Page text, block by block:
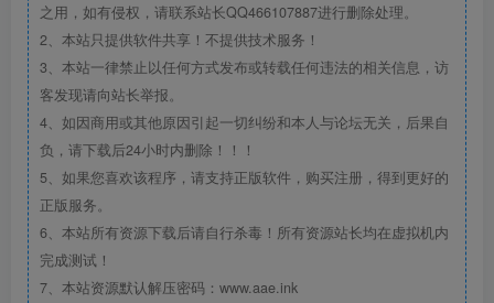
之用，如有侵权，请联系站长QQ466107887进行删除处理。
2、本站只提供软件共享！不提供技术服务！
3、本站一律禁止以任何方式发布或转载任何违法的相关信息，访
客发现请向站长举报。
4、如因商用或其他原因引起一切纠纷和本人与论坛无关，后果自
负，请下载后24小时内删除！！！
5、如果您喜欢该程序，请支持正版软件，购买注册，得到更好的
正版服务。
6、本站所有资源下载后请自行杀毒！所有资源站长均在虚拟机内
完成测试！
7、本站资源默认解压密码：www.aae.ink